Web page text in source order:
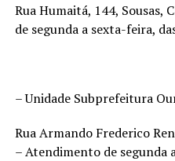
Rua Humaitá, 144, Sousas,
de segunda a sexta-feira,
– Unidade Subprefeitura
Rua Armando Frederico
– Atendimento de segunda